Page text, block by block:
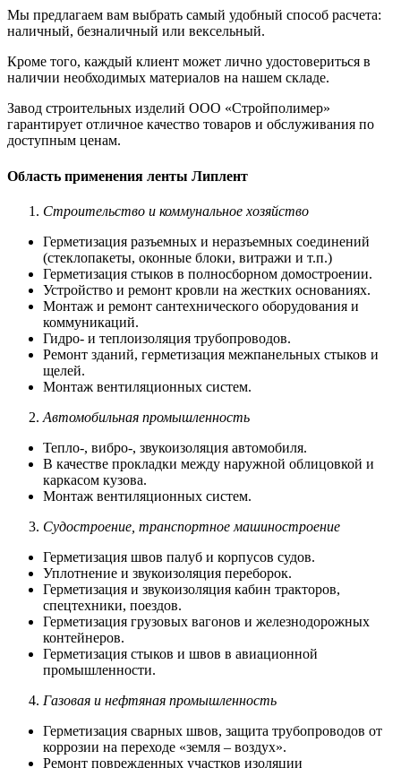
Мы предлагаем вам выбрать самый удобный способ расчета:
наличный, безналичный или вексельный.
Кроме того, каждый клиент может лично удостовериться в
наличии необходимых материалов на нашем складе.
Завод строительных изделий ООО «Стройполимер»
гарантирует отличное качество товаров и обслуживания по
доступным ценам.
Область применения ленты Липлент
Строительство и коммунальное хозяйство
Герметизация разъемных и неразъемных соединений
(стеклопакеты, оконные блоки, витражи и т.п.)
Герметизация стыков в полносборном домостроении.
Устройство и ремонт кровли на жестких основаниях.
Монтаж и ремонт сантехнического оборудования и
коммуникаций.
Гидро- и теплоизоляция трубопроводов.
Ремонт зданий, герметизация межпанельных стыков и
щелей.
Монтаж вентиляционных систем.
Автомобильная промышленность
Тепло-, вибро-, звукоизоляция автомобиля.
В качестве прокладки между наружной облицовкой и
каркасом кузова.
Монтаж вентиляционных систем.
Судостроение, транспортное машиностроение
Герметизация швов палуб и корпусов судов.
Уплотнение и звукоизоляция переборок.
Герметизация и звукоизоляция кабин тракторов,
спецтехники, поездов.
Герметизация грузовых вагонов и железнодорожных
контейнеров.
Герметизация стыков и швов в авиационной
промышленности.
Газовая и нефтяная промышленность
Герметизация сварных швов, защита трубопроводов от
коррозии на переходе «земля – воздух».
Ремонт поврежденных участков изоляции